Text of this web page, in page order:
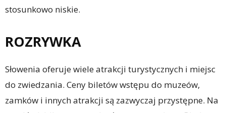
stosunkowo niskie.
ROZRYWKA
Słowenia oferuje wiele atrakcji turystycznych i miejsc
do zwiedzania. Ceny biletów wstępu do muzeów,
zamków i innych atrakcji są zazwyczaj przystępne. Na